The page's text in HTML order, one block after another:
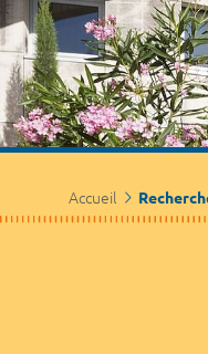
Accueil